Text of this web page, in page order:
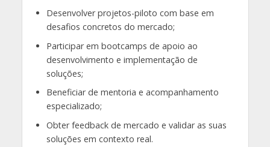
Desenvolver projetos-piloto com base em
desafios concretos do mercado;
Participar em bootcamps de apoio ao
desenvolvimento e implementação de
soluções;
Beneficiar de mentoria e acompanhamento
especializado;
Obter feedback de mercado e validar as suas
soluções em contexto real.